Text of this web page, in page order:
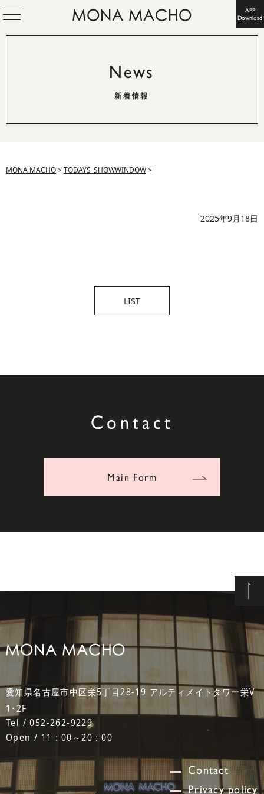
APP
Download
News
新着情報
MONA MACHO>TODAYS_SHOWWINDOW>
2025年9月18日
LIST
Contact
Main Form
愛知県名古屋市中区栄5丁目28-19 アルティメイトタワー栄V
1･2F
Tel / 052-262-9229
Open / 11：00～20：00
Contact
Privacy policy